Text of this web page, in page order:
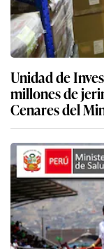
Unidad de
millones de
Cenares del